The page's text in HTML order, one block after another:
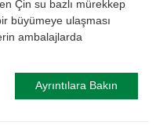
Çin su bazlı mürekkep
büyümeye ulaşması
ambalajlarda
Ayrıntılara Bakın